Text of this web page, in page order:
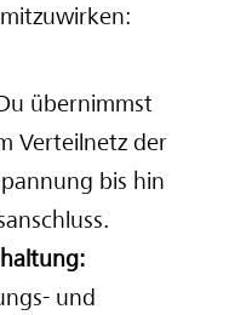
übernimmst
Verteilnetz der
bis hin
und